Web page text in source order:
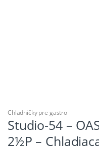
Chladničky pre gastro
Studio-54 –
2½P –